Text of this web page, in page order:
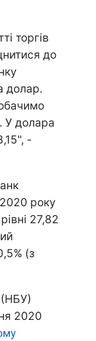
торгів
до
долар.
У долара
-
року
27,82
(з
(НБУ)
2020